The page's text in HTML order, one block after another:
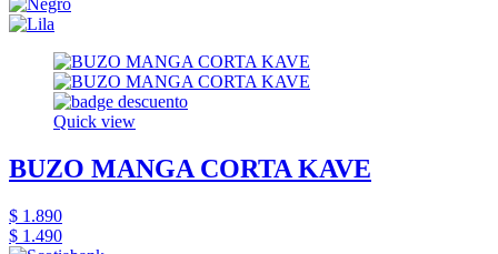
Quick view
BUZO MANGA CORTA KAVE
$ 1.890
$ 1.490